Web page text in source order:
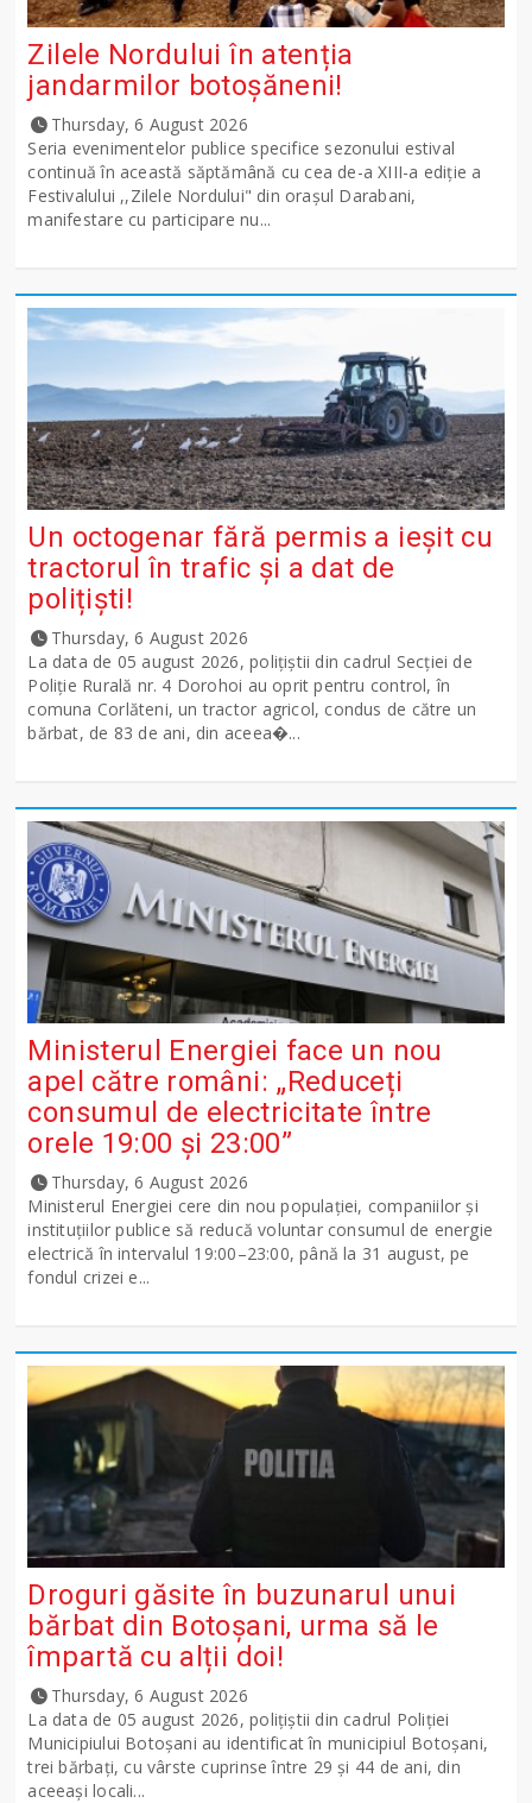
Zilele Nordului în atenția
jandarmilor botoșăneni!
Thursday, 6 August 2026
Seria evenimentelor publice specifice sezonului estival
continuă în această săptămână cu cea de-a XIII-a ediție a
Festivalului ,,Zilele Nordului" din orașul Darabani,
manifestare cu participare nu...
Un octogenar fără permis a ieșit cu
tractorul în trafic și a dat de
polițiști!
Thursday, 6 August 2026
La data de 05 august 2026, polițiștii din cadrul Secției de
Poliție Rurală nr. 4 Dorohoi au oprit pentru control, în
comuna Corlăteni, un tractor agricol, condus de către un
bărbat, de 83 de ani, din aceea�...
Ministerul Energiei face un nou
apel către români: „Reduceți
consumul de electricitate între
orele 19:00 și 23:00”
Thursday, 6 August 2026
Ministerul Energiei cere din nou populației, companiilor și
instituțiilor publice să reducă voluntar consumul de energie
electrică în intervalul 19:00–23:00, până la 31 august, pe
fondul crizei e...
Droguri găsite în buzunarul unui
bărbat din Botoșani, urma să le
împartă cu alții doi!
Thursday, 6 August 2026
La data de 05 august 2026, polițiștii din cadrul Poliției
Municipiului Botoșani au identificat în municipiul Botoșani,
trei bărbați, cu vârste cuprinse între 29 și 44 de ani, din
aceeași locali...